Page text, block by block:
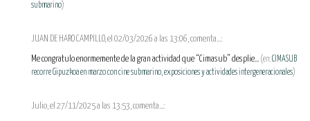
submarino)
JUAN DE HARO CAMPILLO, el 02/03/2026 a las 13:06, comenta...:
Me congratulo enormemente de la gran actividad que “Cimasub” desplie... (en:CIMASUB
recorre Gipuzkoa en marzo con cine submarino, exposiciones y actividades intergeneracionales)
Julio, el 27/11/2025 a las 13:53, comenta...: